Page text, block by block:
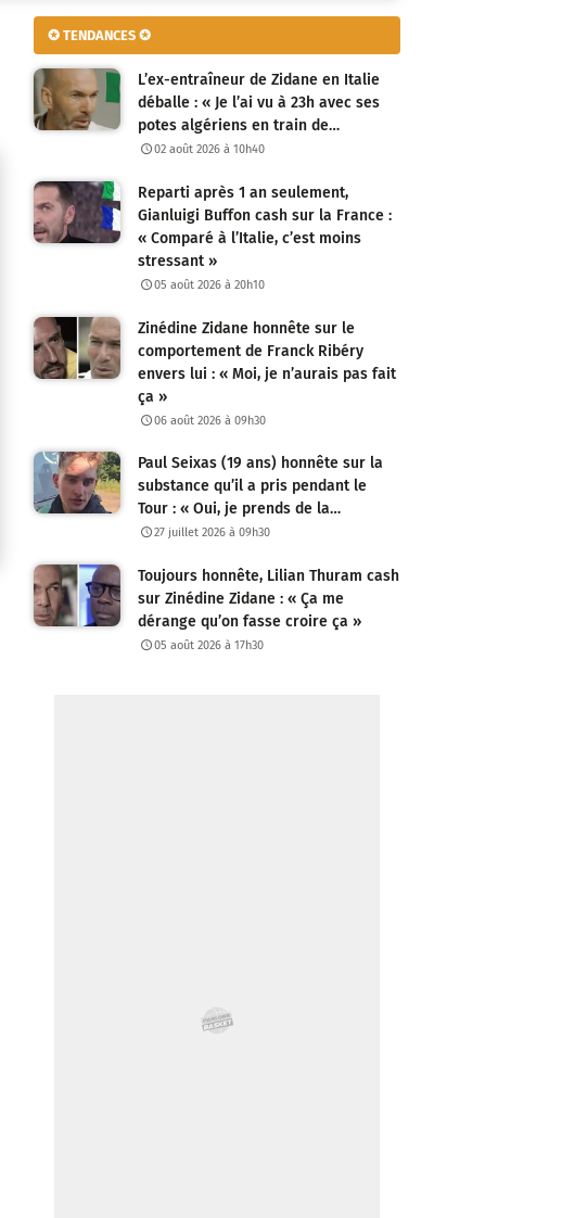
✪ TENDANCES ✪
L’ex-entraîneur de Zidane en Italie
déballe : « Je l’ai vu à 23h avec ses
potes algériens en train de…
02 août 2026 à 10h40
Reparti après 1 an seulement,
Gianluigi Buffon cash sur la France :
« Comparé à l’Italie, c’est moins
stressant »
05 août 2026 à 20h10
Zinédine Zidane honnête sur le
comportement de Franck Ribéry
envers lui : « Moi, je n’aurais pas fait
ça »
06 août 2026 à 09h30
Paul Seixas (19 ans) honnête sur la
substance qu’il a pris pendant le
Tour : « Oui, je prends de la…
27 juillet 2026 à 09h30
Toujours honnête, Lilian Thuram cash
sur Zinédine Zidane : « Ça me
dérange qu’on fasse croire ça »
05 août 2026 à 17h30